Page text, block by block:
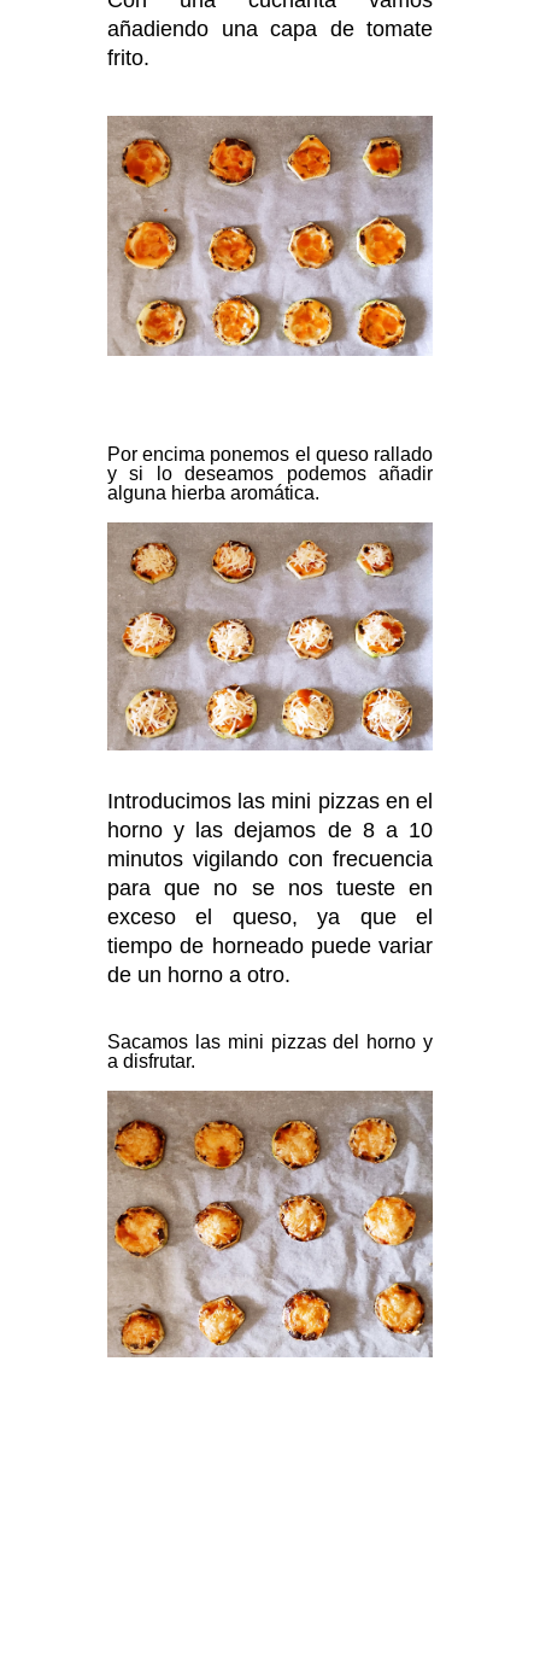
añadiendo una capa de tomate
frito.
Por encima ponemos el queso rallado
y si lo deseamos podemos añadir
alguna hierba aromática.
Introducimos las mini pizzas en el
horno y las dejamos de 8 a 10
minutos vigilando con frecuencia
para que no se nos tueste en
exceso el queso, ya que el
tiempo de horneado puede variar
de un horno a otro.
Sacamos las mini pizzas del horno y
a disfrutar.